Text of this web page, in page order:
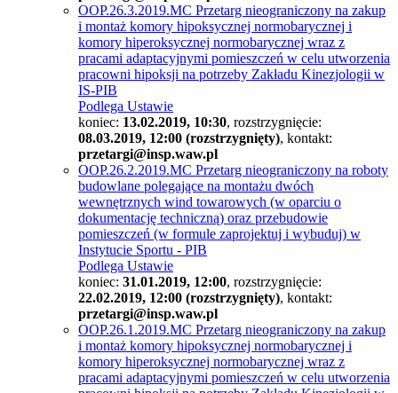
OOP.26.3.2019.MC Przetarg nieograniczony na zakup
i montaż komory hipoksycznej normobarycznej i
komory hiperoksycznej normobarycznej wraz z
pracami adaptacyjnymi pomieszczeń w celu utworzenia
pracowni hipoksji na potrzeby Zakładu Kinezjologii w
IS-PIB
Podlega Ustawie
koniec: 13.02.2019, 10:30, rozstrzygnięcie:
08.03.2019, 12:00 (rozstrzygnięty), kontakt:
przetargi@insp.waw.pl
OOP.26.2.2019.MC Przetarg nieograniczony na roboty
budowlane polegające na montażu dwóch
wewnętrznych wind towarowych (w oparciu o
dokumentację techniczną) oraz przebudowie
pomieszczeń (w formule zaprojektuj i wybuduj) w
Instytucie Sportu - PIB
Podlega Ustawie
koniec: 31.01.2019, 12:00, rozstrzygnięcie:
22.02.2019, 12:00 (rozstrzygnięty), kontakt:
przetargi@insp.waw.pl
OOP.26.1.2019.MC Przetarg nieograniczony na zakup
i montaż komory hipoksycznej normobarycznej i
komory hiperoksycznej normobarycznej wraz z
pracami adaptacyjnymi pomieszczeń w celu utworzenia